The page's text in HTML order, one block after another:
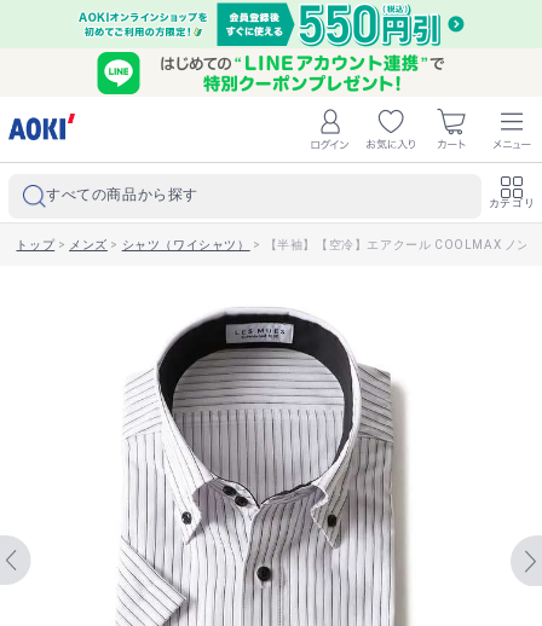
すべての商品から探す カテゴリ
トップ> メンズ > シャツ（ワイシャツ） > 【半袖】【空冷】エアクール COOLMAX ノン